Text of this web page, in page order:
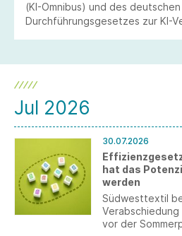
(KI-Omnibus) und des deutschen
Durchführungsgesetzes zur KI-
Jul 2026
30.07.2026
hat das
werden
Südwesttextil
vor der